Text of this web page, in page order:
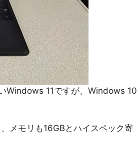
Windows 11ですが、Windows 10
メモリも16GBとハイスペック寄